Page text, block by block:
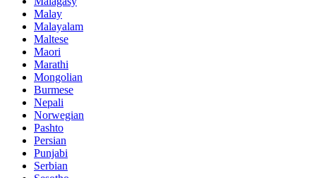
Malay
Malayalam
Maltese
Maori
Marathi
Mongolian
Burmese
Nepali
Norwegian
Pashto
Persian
Punjabi
Serbian